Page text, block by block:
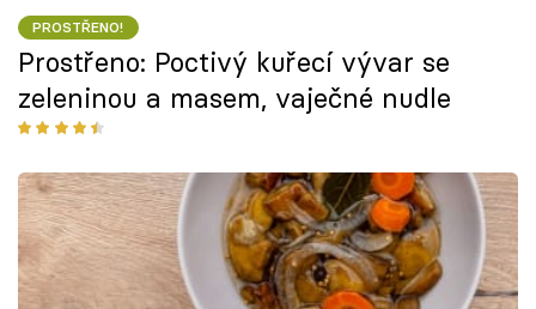
PROSTŘENO!
Prostřeno: Poctivý kuřecí vývar se
zeleninou a masem, vaječné nudle